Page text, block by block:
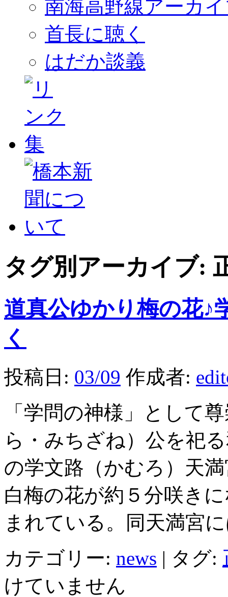
南海高野線アーカ
首長に聴く
はだか談義
タグ別アーカイブ:
道真公ゆかり梅の花♪
く
投稿日: 03/09 作成者:
「学問の神様」として
ら・みちざね）公を祀
の学文路（かむろ）天
白梅の花が約５分咲き
まれている。同天満宮
カテゴリー: news | タグ:
けていません